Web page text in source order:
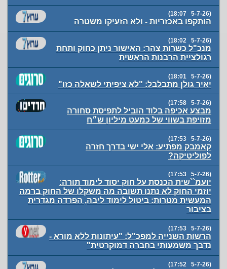
(5-7-26 18:07)
הותקפו באכזריות - ולא הזעיקו משטרה
(5-7-26 18:02)
מנכ"ל כשרות צהר: האישור ניתן כחוק ותחת
רגולציית הרבנות הראשית
(5-7-26 18:01)
יאיר גולן מתבלבל: "לא ציפיתי לשאלה כזו"
(5-7-26 17:58)
מבצע אכיפה בלוד הוביל לתפיסת סחורה
מזויפת בשווי של כמעט מיליון ש״ח
(5-7-26 17:53)
קאמבק מפתיע: אלי ישי בדרך חזרה
לפוליטיקה?
(5-7-26 17:53)
יועמ``שית הכנסת על חוק יסוד לימוד תורה:
יוזמי החוק לא נתנו תשובה מה משקלו של החוק ברמה
המעשית מטרות: ביטול לימוד ליבה, הפרדה מגדרית
בציבור
(5-7-26 17:53)
הרשות השנייה למפכ"ל: "עיתונות ללא מורא -
נדבך משמעותי בחברה דמוקרטית"
(5-7-26 17:52)